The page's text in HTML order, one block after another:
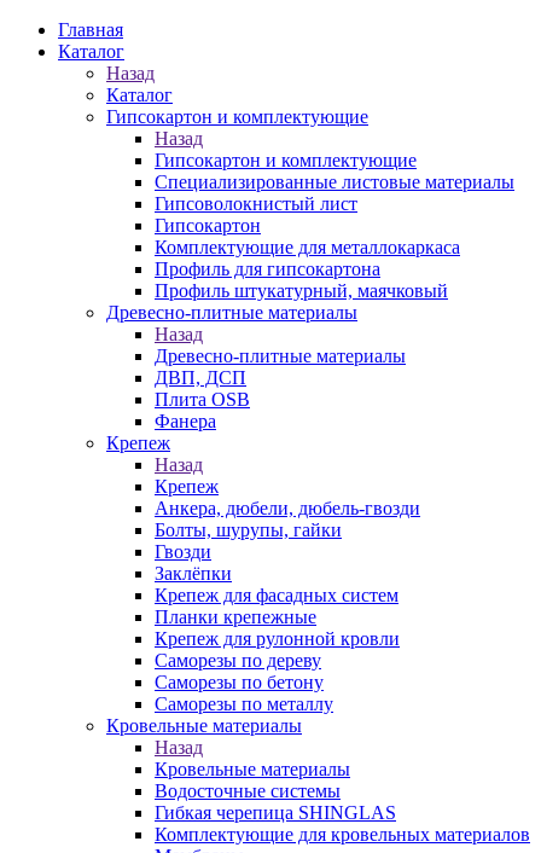
Главная
Каталог
Назад
Каталог
Гипсокартон и комплектующие
Назад
Гипсокартон и комплектующие
Специализированные листовые материалы
Гипсоволокнистый лист
Гипсокартон
Комплектующие для металлокаркаса
Профиль для гипсокартона
Профиль штукатурный, маячковый
Древесно-плитные материалы
Назад
Древесно-плитные материалы
ДВП, ДСП
Плита OSB
Фанера
Крепеж
Назад
Крепеж
Анкера, дюбели, дюбель-гвозди
Болты, шурупы, гайки
Гвозди
Заклёпки
Крепеж для фасадных систем
Планки крепежные
Крепеж для рулонной кровли
Саморезы по дереву
Саморезы по бетону
Саморезы по металлу
Кровельные материалы
Назад
Кровельные материалы
Водосточные системы
Гибкая черепица SHINGLAS
Комплектующие для кровельных материалов